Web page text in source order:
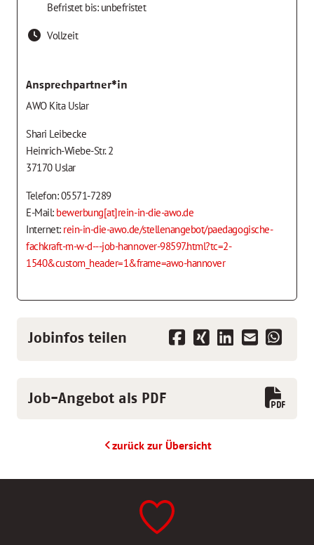
Befristet bis: unbefristet
Vollzeit
Ansprechpartner*in
AWO Kita Uslar
Shari Leibecke
Heinrich-Wiebe-Str. 2
37170 Uslar
Telefon: 05571-7289
E-Mail: bewerbung[at]rein-in-die-awo.de
Internet: rein-in-die-awo.de/stellenangebot/paedagogische-
fachkraft-m-w-d---job-hannover-98597.html?tc=2-
1540&custom_header=1&frame=awo-hannover
Jobinfos teilen
Job-Angebot als PDF
zurück zur Übersicht